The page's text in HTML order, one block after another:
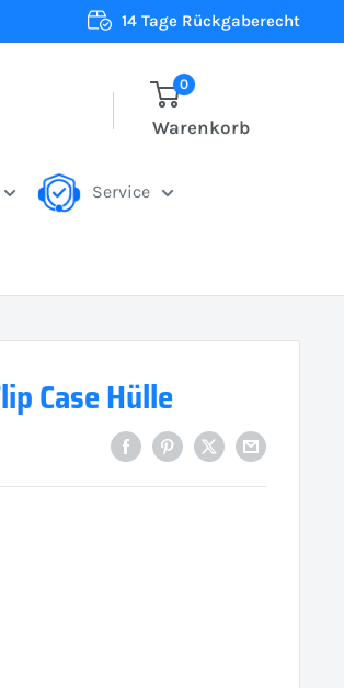
14 Tage Rückgaberecht
0
Warenkorb
Service
Case Hülle